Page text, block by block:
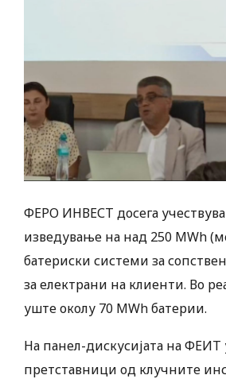
ФЕРО ИНВЕСТ досега
изведување на над 250 MWh
батериски системи за
за електрани на клиенти. Во
уште околу 70 MWh батерии.
На панел-дискусијата на ФЕИТ
претставници од клучните